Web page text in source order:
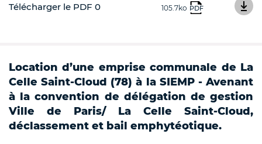
Télécharger le PDF 0 105.7ko PDF
Location d’une emprise communale de La
Celle Saint-Cloud (78) à la SIEMP - Avenant
à la convention de délégation de gestion
Ville de Paris/ La Celle Saint-Cloud,
déclassement et bail emphytéotique.